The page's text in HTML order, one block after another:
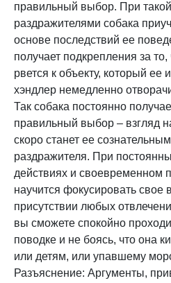
правильный выбор. При
раздражителями собака
основе последствий ее
получает подкрепления за то,
рвется к объекту, который ее
хэндлер немедленно
Так собака постоянно
правильный выбор – взгляд
скоро станет ее
раздражителя. При
действиях и своевременном
научится фокусировать свое
присутствии любых
вы сможете спокойно
поводке и не боясь, что она
или детям, или упавшему
Разъяснение: Аргументы,